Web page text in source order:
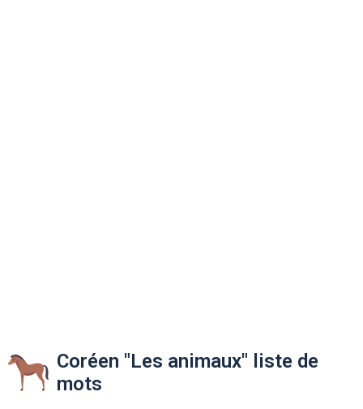
Coréen "Les animaux" liste de
mots